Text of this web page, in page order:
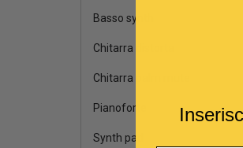
Basso synth
Chitarra distorta
Chitarra palm mute
Pianoforte
Synth pad